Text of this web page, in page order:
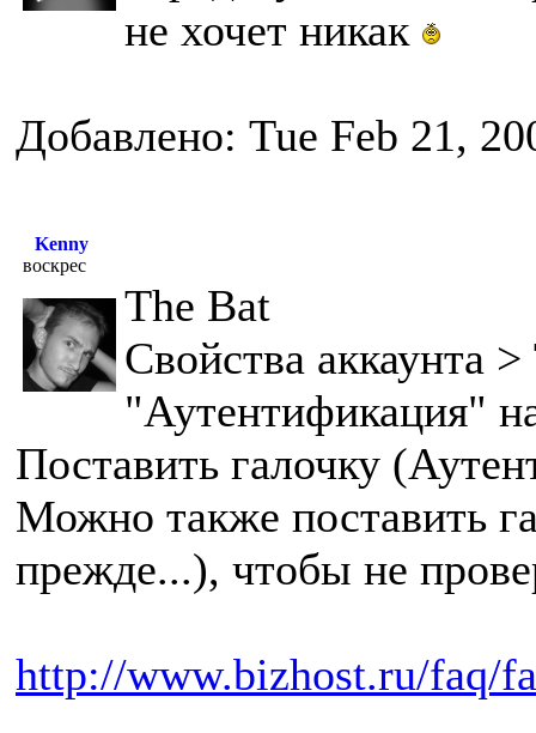
не хочет никак
Добавлено: Tue Feb 21,
Kenny
воскрес
The Bat
Свойства аккаунта
"Аутентификация"
Поставить галочку
Можно также поставить
прежде...), чтобы не
http://www.bizhost.ru/faq/